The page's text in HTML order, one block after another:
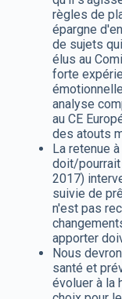
règles de
épargne
de sujets
élus au
forte
analyse
au CE
des atouts
La retenue
doit/
2017)
suivie de
n'est pas
apporter
Nous
santé et
évoluer à la